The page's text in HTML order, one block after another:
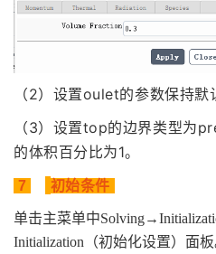
（2）设置oulet的参数保持默
（3）设置top的边界类型为
的体积百分比为1。
7 初始条件
单击主菜单中
Initialization（初始化设置）面板